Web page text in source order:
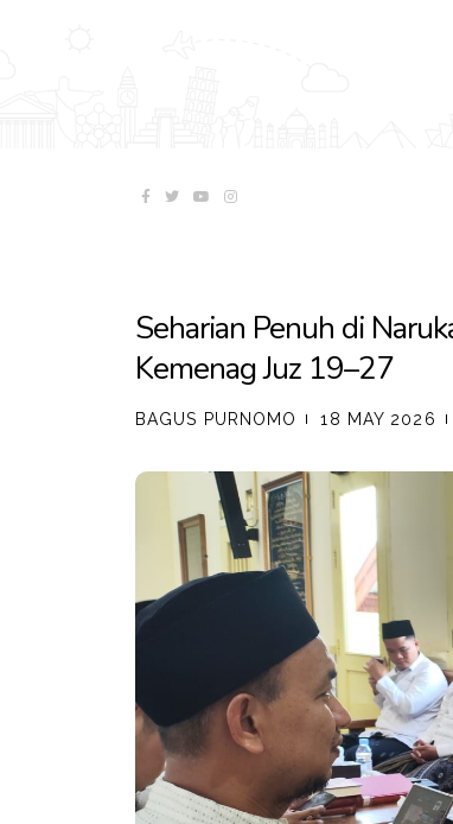
Seharian Penuh di
Kemenag Juz 19–27
BAGUS PURNOMO 18 MAY 2026